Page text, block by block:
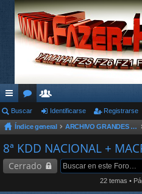
nl
ac
es
rá
or
os
su
ari
os
Buscar Identificarse Registrarse
Índice general ARCHIVO GRANDES KDD´s Y OTROS EVENTOS
8ª KDD NACIONAL +
Cerrado
22 temas •